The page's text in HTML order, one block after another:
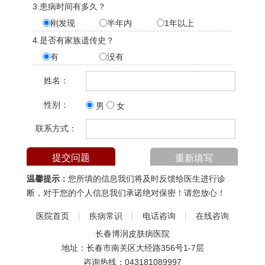
3.患病时间有多久？
刚发现
半年内
1年以上
4.是否有家族遗传史？
有
没有
姓名：
性别： 男 女
联系方式：
温馨提示： 您所填的信息我们将及时反馈给医生进行诊
断，对于您的个人信息我们承诺绝对保密！请您放心！
医院首页 疾病常识 电话咨询
在线咨询
长春博润皮肤病医院
地址：长春市南关区大经路356号1-7层
咨询热线： 043181089997